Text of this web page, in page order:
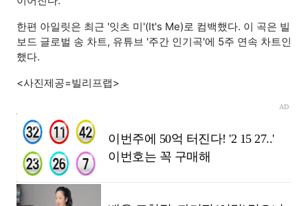
한편 아일릿은 최근 '잇츠 미'(It's Me)로 컴백했다. 이 곡은 빌
보드 글로벌 송 차트, 유튜브 '주간 인기곡'에 5주 연속 차트인
했다.
<사진제공=빌리프랩>